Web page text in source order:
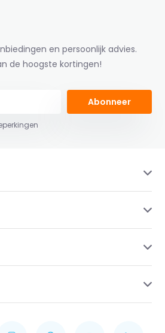
en persoonlijk advies.
de hoogste kortingen!
Abonneer